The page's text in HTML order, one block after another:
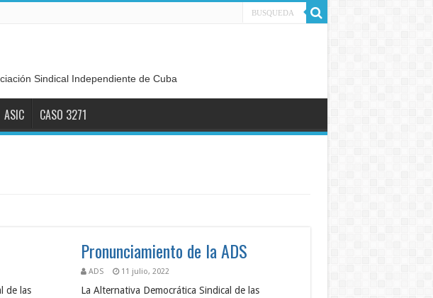
Sindical Independiente de Cuba
ASIC CASO 3271
de las
Pronunciamiento de la ADS
ADS 11 julio, 2022
La Alternativa Democrática Sindical de las